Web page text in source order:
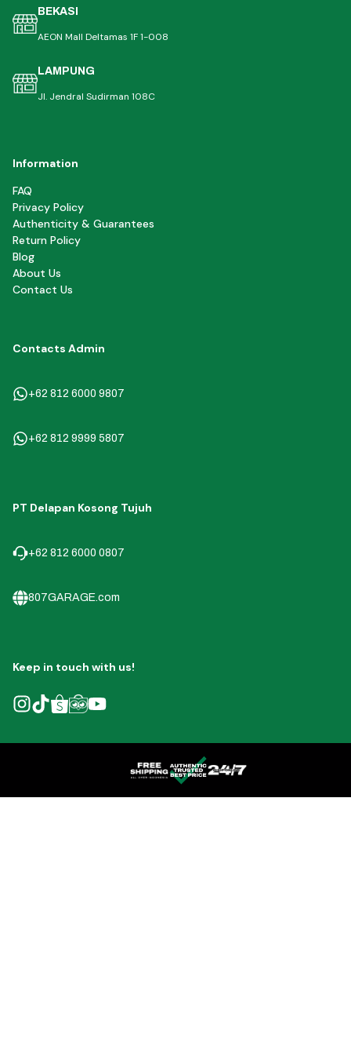
BEKASI
AEON Mall Deltamas 1F 1-008
LAMPUNG
Jl. Jendral Sudirman 108C
Information
FAQ
Privacy Policy
Authenticity & Guarantees
Return Policy
Blog
About Us
Contact Us
Contacts Admin
+62 812 6000 9807
+62 812 9999 5807
PT Delapan Kosong Tujuh
+62 812 6000 0807
807GARAGE.com
Keep in touch with us!